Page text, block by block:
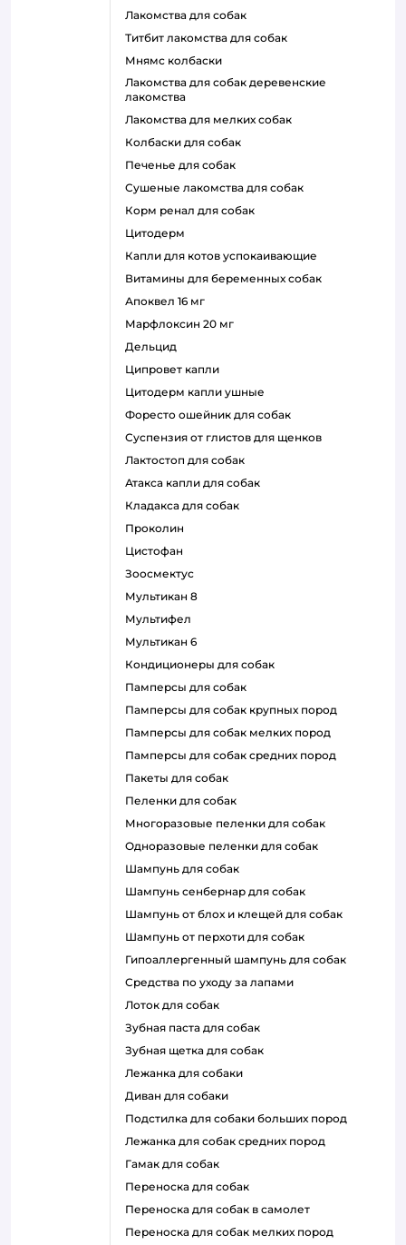
лакомства для собак
титбит лакомства для собак
мнямс колбаски
лакомства для собак деревенские
лакомства
лакомства для мелких собак
колбаски для собак
печенье для собак
сушеные лакомства для собак
корм ренал для собак
цитодерм
капли для котов успокаивающие
витамины для беременных собак
апоквел 16 мг
марфлоксин 20 мг
дельцид
ципровет капли
цитодерм капли ушные
форесто ошейник для собак
суспензия от глистов для щенков
лактостоп для собак
атакса капли для собак
кладакса для собак
проколин
цистофан
зоосмектус
мультикан 8
мультифел
мультикан 6
кондиционеры для собак
памперсы для собак
памперсы для собак крупных пород
памперсы для собак мелких пород
памперсы для собак средних пород
пакеты для собак
пеленки для собак
многоразовые пеленки для собак
одноразовые пеленки для собак
шампунь для собак
шампунь сенбернар для собак
шампунь от блох и клещей для собак
шампунь от перхоти для собак
гипоаллергенный шампунь для собак
средства по уходу за лапами
лоток для собак
зубная паста для собак
зубная щетка для собак
лежанка для собаки
диван для собаки
подстилка для собаки больших пород
лежанка для собак средних пород
гамак для собак
переноска для собак
переноска для собак в самолет
переноска для собак мелких пород